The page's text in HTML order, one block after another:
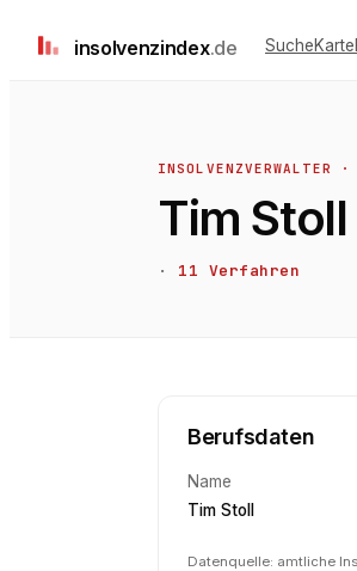
insolvenzindex.de SucheKarte
Tim Stoll
· 11 Verfahren
Berufsdaten
Name
Tim Stoll
Datenquelle: amtliche